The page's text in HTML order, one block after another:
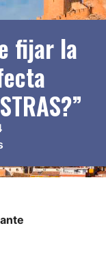
fijar la